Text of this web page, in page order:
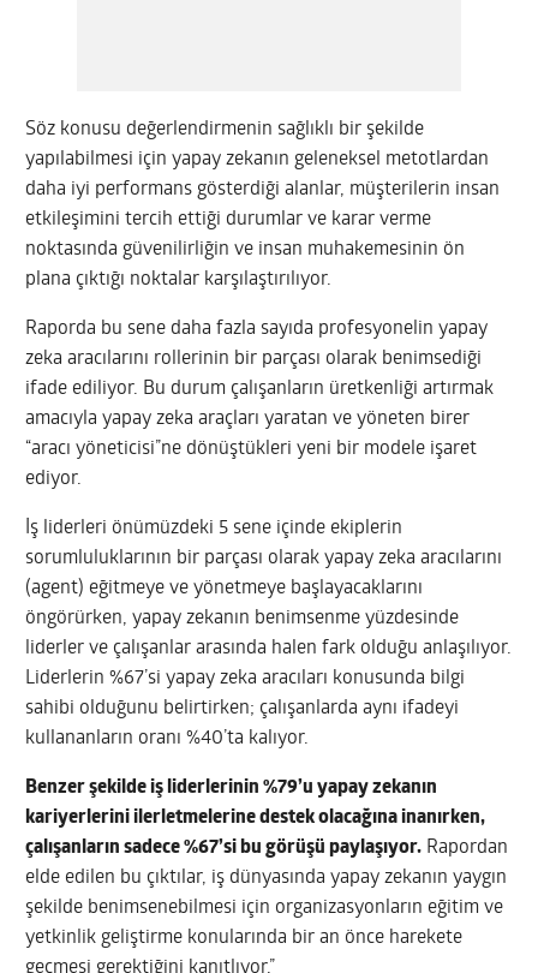
Söz konusu değerlendirmenin sağlıklı bir şekilde
yapılabilmesi için yapay zekanın geleneksel metotlardan
daha iyi performans gösterdiği alanlar, müşterilerin insan
etkileşimini tercih ettiği durumlar ve karar verme
noktasında güvenilirliğin ve insan muhakemesinin ön
plana çıktığı noktalar karşılaştırılıyor.
Raporda bu sene daha fazla sayıda profesyonelin yapay
zeka aracılarını rollerinin bir parçası olarak benimsediği
ifade ediliyor. Bu durum çalışanların üretkenliği artırmak
amacıyla yapay zeka araçları yaratan ve yöneten birer
“aracı yöneticisi”ne dönüştükleri yeni bir modele işaret
ediyor.
İş liderleri önümüzdeki 5 sene içinde ekiplerin
sorumluluklarının bir parçası olarak yapay zeka aracılarını
(agent) eğitmeye ve yönetmeye başlayacaklarını
öngörürken, yapay zekanın benimsenme yüzdesinde
liderler ve çalışanlar arasında halen fark olduğu anlaşılıyor.
Liderlerin %67’si yapay zeka aracıları konusunda bilgi
sahibi olduğunu belirtirken; çalışanlarda aynı ifadeyi
kullananların oranı %40’ta kalıyor.
Benzer şekilde iş liderlerinin %79’u yapay zekanın
kariyerlerini ilerletmelerine destek olacağına inanırken,
çalışanların sadece %67’si bu görüşü paylaşıyor. Rapordan
elde edilen bu çıktılar, iş dünyasında yapay zekanın yaygın
şekilde benimsenebilmesi için organizasyonların eğitim ve
yetkinlik geliştirme konularında bir an önce harekete
geçmesi gerektiğini kanıtlıyor.”